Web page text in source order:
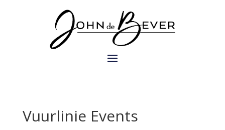
Vuurlinie Events